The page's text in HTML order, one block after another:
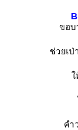
ขอบ
ช่วยเป่
ใ
คำ